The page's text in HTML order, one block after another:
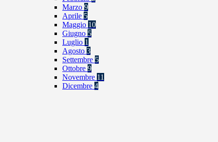
Marzo 9
Aprile 5
Maggio 10
Giugno 5
Luglio 1
Agosto 3
Settembre 5
Ottobre 9
Novembre 11
Dicembre 4